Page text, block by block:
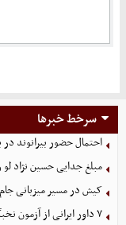
سرخط خبرها
احتمال حضور بیرانوند
مبلغ جدایی حسین نژاد
کیش در مسیر میزبانی جام
۷ داور ایرانی از آزمون نخبگان آسیا سربلند بیرون آمدند